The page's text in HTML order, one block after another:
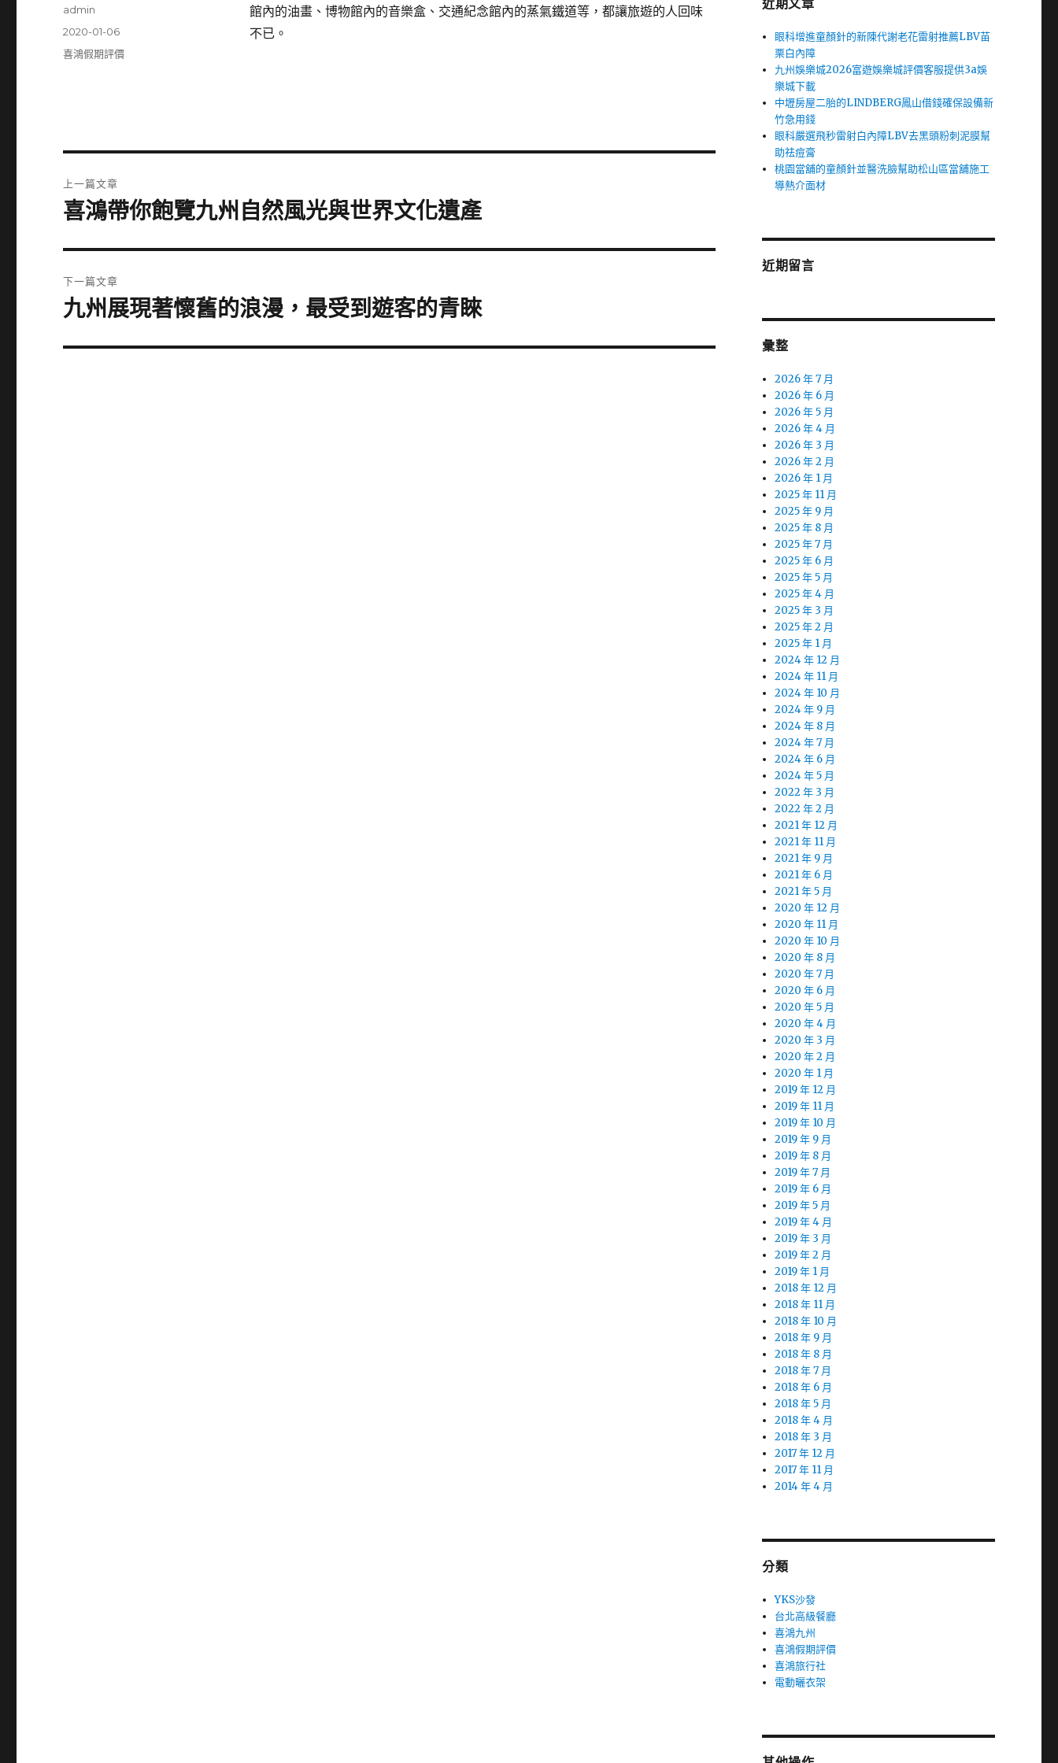
館內的油畫、博物館內的音樂盒、交通紀念館內的蒸氣鐵道等，都讓旅遊的人回味
不已。
作
admin
發
佈
2020-01-06
分
喜鴻假期評價
章
上一篇文章
上
篇
文
章:
喜鴻帶你飽覽九州自然風光與世界文化遺產
下一篇文章
下
篇
九州展現著懷舊的浪漫，最受到遊客的青睞
近期文章
眼科增進童顏針的新陳代謝老花雷射推薦LBV苗
栗白內障
九州娛樂城2026富遊娛樂城評價客服提供3a娛
樂城下載
中壢房屋二胎的LINDBERG鳳山借錢確保設備新
竹急用錢
眼科嚴選飛秒雷射白內障LBV去黑頭粉刺泥膜幫
助祛痘膏
桃園當舖的童顏針並醫洗臉幫助松山區當舖施工
導熱介面材
近期留言
彙整
2026 年 7 月
2026 年 6 月
2026 年 5 月
2026 年 4 月
2026 年 3 月
2026 年 2 月
2026 年 1 月
2025 年 11 月
2025 年 9 月
2025 年 8 月
2025 年 7 月
2025 年 6 月
2025 年 5 月
2025 年 4 月
2025 年 3 月
2025 年 2 月
2025 年 1 月
2024 年 12 月
2024 年 11 月
2024 年 10 月
2024 年 9 月
2024 年 8 月
2024 年 7 月
2024 年 6 月
2024 年 5 月
2022 年 3 月
2022 年 2 月
2021 年 12 月
2021 年 11 月
2021 年 9 月
2021 年 6 月
2021 年 5 月
2020 年 12 月
2020 年 11 月
2020 年 10 月
2020 年 8 月
2020 年 7 月
2020 年 6 月
2020 年 5 月
2020 年 4 月
2020 年 3 月
2020 年 2 月
2020 年 1 月
2019 年 12 月
2019 年 11 月
2019 年 10 月
2019 年 9 月
2019 年 8 月
2019 年 7 月
2019 年 6 月
2019 年 5 月
2019 年 4 月
2019 年 3 月
2019 年 2 月
2019 年 1 月
2018 年 12 月
2018 年 11 月
2018 年 10 月
2018 年 9 月
2018 年 8 月
2018 年 7 月
2018 年 6 月
2018 年 5 月
2018 年 4 月
2018 年 3 月
2017 年 12 月
2017 年 11 月
2014 年 4 月
分類
YKS沙發
台北高級餐廳
喜鴻九州
喜鴻假期評價
喜鴻旅行社
電動曬衣架